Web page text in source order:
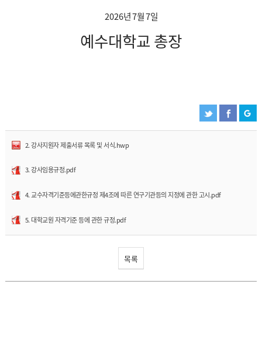
2026년7월7일
예수대학교 총장
2. 강사지원자 제출서류 목록 및 서식.hwp
3. 강사임용규정.pdf
4. 교수자격기준등에관한규정 제4조에 따른 연구기관등의 지정에 관한 고시.pdf
5. 대학교원 자격기준 등에 관한 규정.pdf
목록